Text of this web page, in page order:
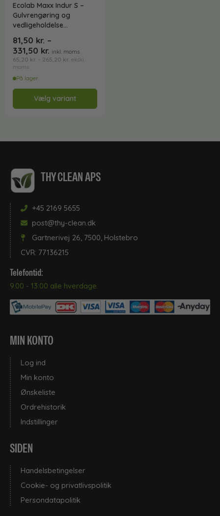
Ecolab Maxx Indur S –
Gulvrengøring og
vedligeholdelse
81,50 kr. –
331,50 kr. inkl. moms
65,20 kr. – 265,20 kr. ekskl.
moms
På lager
Vælg variant
THY CLEAN APS
+45 2169 5655
post@thy-clean.dk
Gartnerivej 26, 7500, Holstebro
CVR: 77136215
Telefontid:
9.00 - 13:00 alle hverdage.
MIN KONTO
Log ind
Min konto
Ønskeliste
Ordrehistorik
Indstillinger
SIDEN
Handelsbetingelser
Cookie- og privatlivspolitik
Persondatapolitik